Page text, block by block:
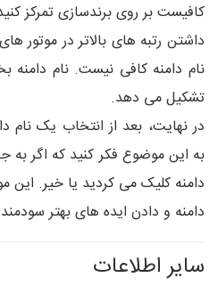
کافیست بر روی برندسازی تمرکز
داشتن رتبه های بالاتر در موتور
نام دامنه کافی نیست. نام
تشکیل می دهد.
در نهایت، بعد از انتخاب یک نام
به این موضوع فکر کنید که اگر به
دامنه کلیک می کردید یا خیر. این
دامنه و دادن ایده های بهتر
سایر اطلاعات